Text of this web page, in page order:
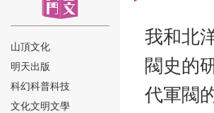
⑬
山頂文化
明天出版
科幻科普科技
文化文明文學
我和北
閥史的
代軍閥